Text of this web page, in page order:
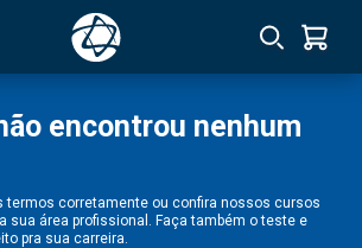
encontrou nenhum
termos corretamente ou confira nossos cursos
sua área profissional. Faça também o teste e
pra sua carreira.